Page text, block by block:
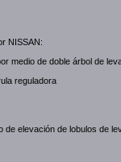
NISSAN:
medio de doble árbol de
reguladora
de elevación de lobulos de